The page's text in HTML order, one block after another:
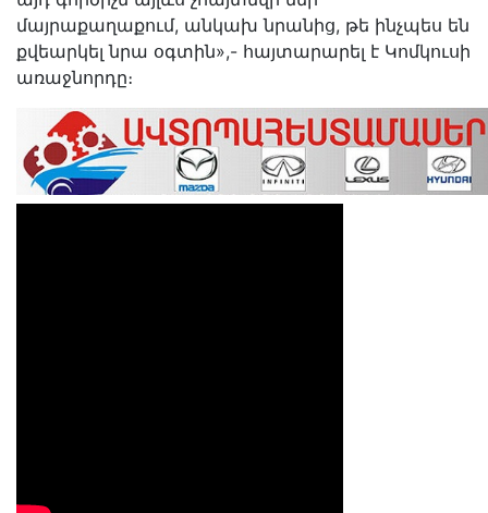
մայրաքաղաքում, անկախ նրանից, թե ինչպես են
քվեարկել նրա օգտին»,- հայտարարել է Կոմկուսի
առաջնորդը։